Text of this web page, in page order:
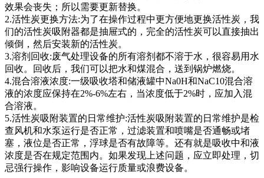
效果会丧失；所以需要更新替换。
2.活性炭更换方法:为了在操作过程中更方便地更换活性炭，我
们的活性炭吸附器都是抽屉式的，完全的活性炭可以直接抽出
倾倒，然后安装新的活性炭。
3.溶剂回收:废气处理设备的所有溶剂都不溶于水，很容易用水
回收。回收后，我们可以把水和煤混合，送到锅炉燃烧。
4.混合溶液浓度:一级吸收塔和储液罐中Na0H和NaC10混合溶
液的浓度应保持在2%-6%左右，当浓度低于2%时，应加入混
合溶液。
5.活性炭吸附装置的日常维护:活性炭吸附装置的日常维护是检
查风机和水泵运行是否正常，过滤装置和喷嘴是否通畅或堵
塞，液位是否正常，浮球是否有故障等。还有就是吸收中和液
浓度是否在规定范围内。如果发现上述问题，应立即处理，切
忌强行操作，影响设备运行质量或浪费设备。